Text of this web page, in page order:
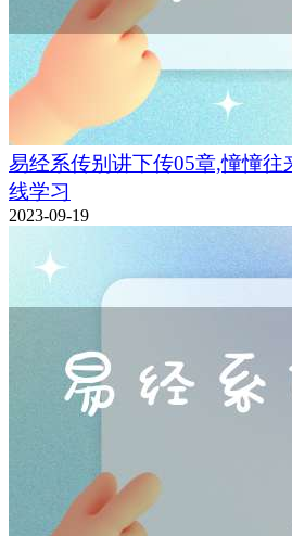
易经系传别讲下传05章,憧憧往
线学习
2023-09-19